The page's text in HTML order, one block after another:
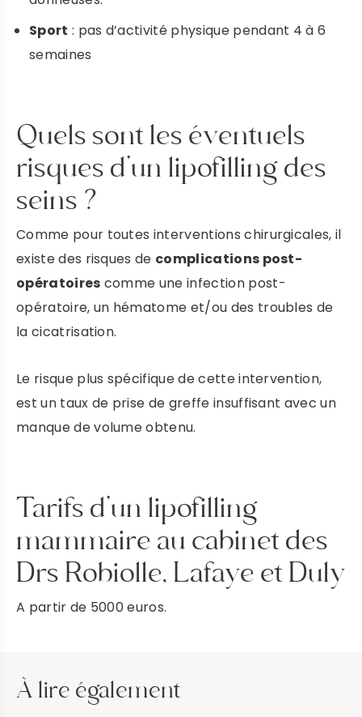
Sport : pas d’activité physique pendant 4 à 6
semaines
Quels sont les éventuels
risques d’un lipofilling des
seins ?
Comme pour toutes interventions chirurgicales, il
existe des risques de complications post-
opératoires comme une infection post-
opératoire, un hématome et/ou des troubles de
la cicatrisation.
Le risque plus spécifique de cette intervention,
est un taux de prise de greffe insuffisant avec un
manque de volume obtenu.
Tarifs d’un lipofilling
mammaire au cabinet des
Drs Robiolle, Lafaye et Duly
A partir de 5000 euros.
À lire également